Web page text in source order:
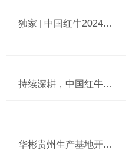
独家 | 中国红牛2024年重回210亿规模，华彬其他饮料的销情也有了
持续深耕，中国红牛拥有四个累计产量突破100亿罐生产基地
华彬贵州生产基地开业投产 助力“两贵”融合发展